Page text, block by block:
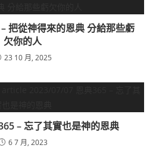
把從神得來的恩典 分給那些虧
欠你的人
23 10 月, 2025
– 忘了其實也是神的恩典
6 7 月, 2023